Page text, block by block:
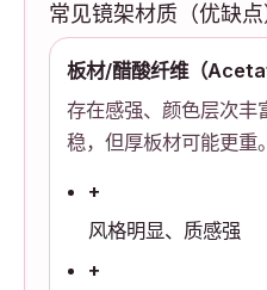
常见镜架材质（优缺点
板材/醋酸纤维（
存在感强、颜色层次丰
稳，但厚板材可能更重。
+
风格明显、质感强
+